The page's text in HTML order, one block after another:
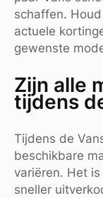
schaffen.
actuele
gewenste
Zijn alle
tijdens
Tijdens de
beschikbare
variëren. Het
sneller